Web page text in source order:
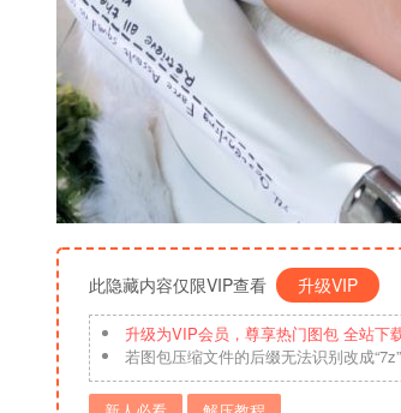
此隐藏内容仅限VIP查看 升级VIP
升级为VIP会员，尊享热门图包 全站下
若图包压缩文件的后缀无法识别改成